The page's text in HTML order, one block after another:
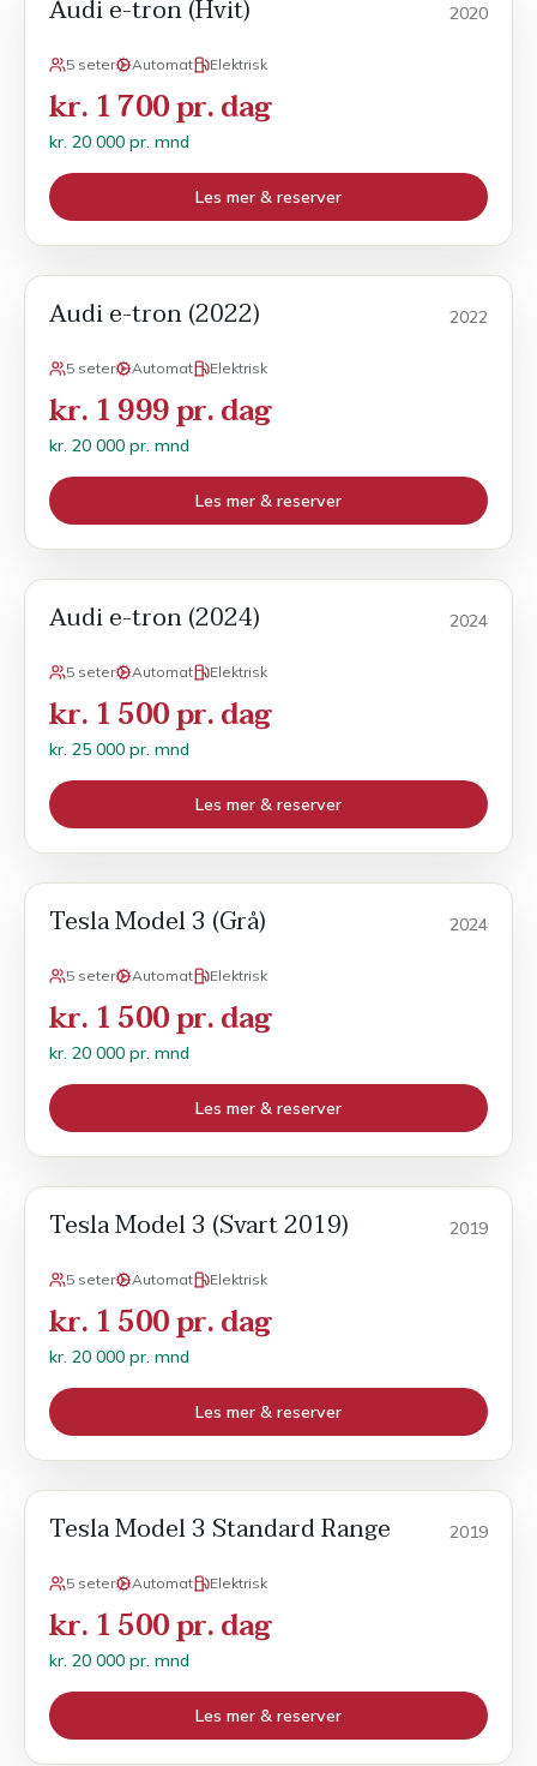
Audi e-tron (Hvit) 2020
5 seter Automat Elektrisk
kr. 1 700 pr. dag
kr. 20 000 pr. mnd
Les mer & reserver
Audi e-tron (2022) 2022
5 seter Automat Elektrisk
kr. 1 999 pr. dag
kr. 20 000 pr. mnd
Les mer & reserver
Audi e-tron (2024) 2024
5 seter Automat Elektrisk
kr. 1 500 pr. dag
kr. 25 000 pr. mnd
Les mer & reserver
Tesla Model 3 (Grå) 2024
5 seter Automat Elektrisk
kr. 1 500 pr. dag
kr. 20 000 pr. mnd
Les mer & reserver
Tesla Model 3 (Svart 2019) 2019
5 seter Automat Elektrisk
kr. 1 500 pr. dag
kr. 20 000 pr. mnd
Les mer & reserver
Tesla Model 3 Standard Range 2019
5 seter Automat Elektrisk
kr. 1 500 pr. dag
kr. 20 000 pr. mnd
Les mer & reserver